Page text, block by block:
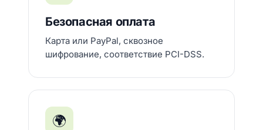
Безопасная оплата
Карта или PayPal, сквозное
шифрование, соответствие PCI-DSS.
🌍